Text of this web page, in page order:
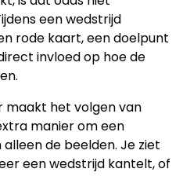
een wedstrijd
rode kaart, een doelpunt
invloed op hoe de
maakt het volgen van
manier om een
de beelden. Je ziet
een wedstrijd kantelt, of